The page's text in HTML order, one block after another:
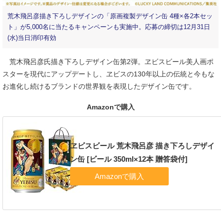
荒木飛呂彦描き下ろしデザインの「原画複製デザイン缶 4種×各2本セッ
ト」が5,000名に当たるキャンペーンも実施中。応募の締切は12月31日
(水)当日消印有効
荒木飛呂彦氏描き下ろしデザイン缶第2弾。ヱビスビール美人画ポ
スターを現代にアップデートし、ヱビスの130年以上の伝統と今もな
お進化し続けるブランドの世界観を表現したデザイン缶です。
Amazonで購入
ヱビスビール 荒木飛呂彦 描き下ろしデザイ
ン缶 [ビール 350ml×12本 贈答袋付]